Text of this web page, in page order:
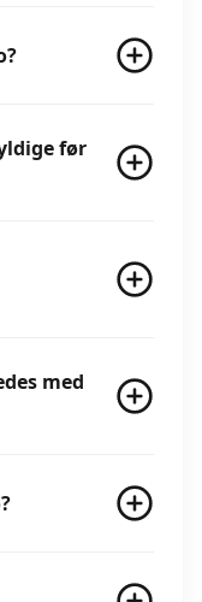
før
med